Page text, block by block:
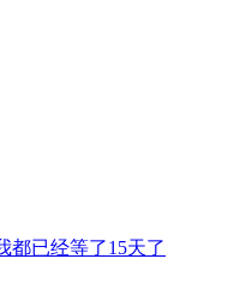
都已经等了15天了